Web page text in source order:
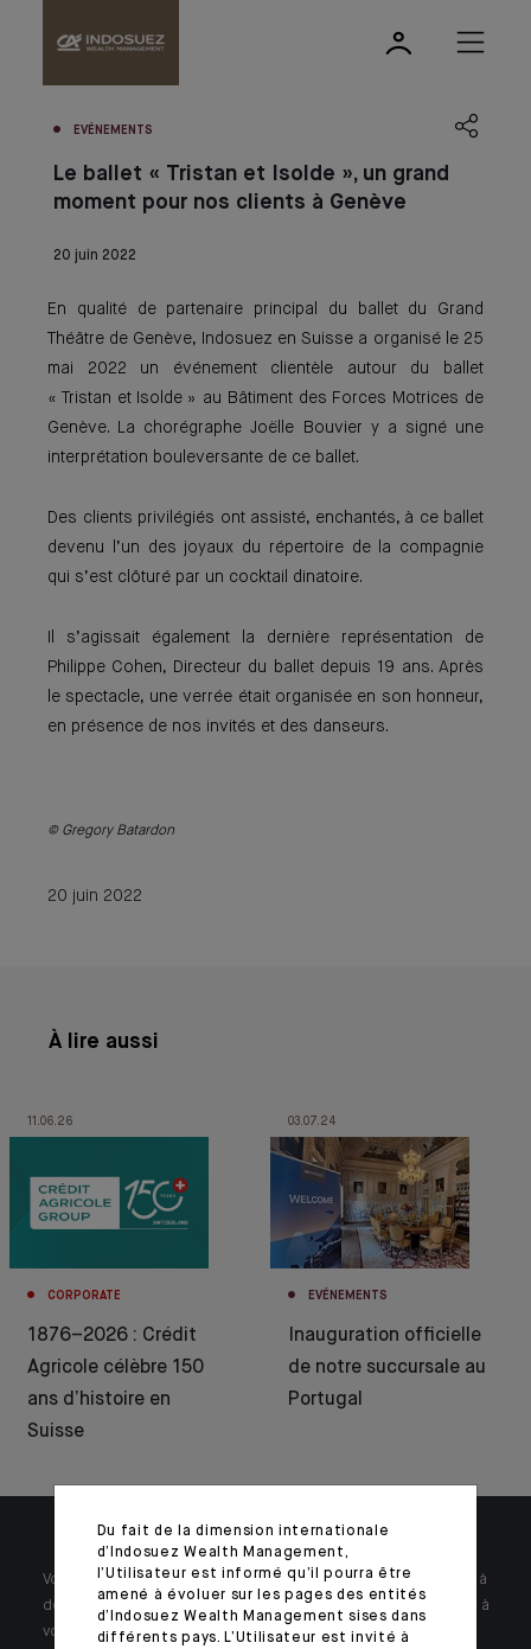
EVÉNEMENTS
Le ballet « Tristan et Isolde », un grand
moment pour nos clients à Genève
20 juin 2022
En qualité de partenaire principal du ballet du Grand
Théâtre de Genève, Indosuez en Suisse a organisé le 25
mai 2022 un événement clientèle autour du ballet
« Tristan et Isolde » au Bâtiment des Forces Motrices de
Genève. La chorégraphe Joëlle Bouvier y a signé une
interprétation bouleversante de ce ballet.
Des clients privilégiés ont assisté, enchantés, à ce ballet
devenu l’un des joyaux du répertoire de la compagnie
qui s’est clôturé par un cocktail dinatoire.
Il s’agissait également la dernière représentation de
Philippe Cohen, Directeur du ballet depuis 19 ans. Après
le spectacle, une verrée était organisée en son honneur,
en présence de nos invités et des danseurs.
© Gregory Batardon
20 juin 2022
À lire aussi
11.06.26
CORPORATE
1876–2026 : Crédit
Agricole célèbre 150
ans d’histoire en
Suisse
03.07.24
EVÉNEMENTS
Inauguration officielle
de notre succursale au
Portugal
Votre patrimoine est unique et requiert des réponses spécifiques à
des problématiques singulières. Jour après jour, nos experts sont à
votre écoute.
Du fait de la dimension internationale
d’Indosuez Wealth Management,
l’Utilisateur est informé qu’il pourra être
amené à évoluer sur les pages des entités
d’Indosuez Wealth Management sises dans
différents pays. L’Utilisateur est invité à